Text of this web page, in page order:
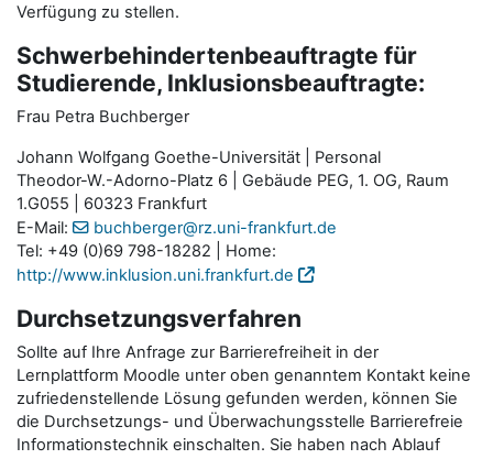
Verfügung zu stellen.
Schwerbehindertenbeauftragte für
Studierende, Inklusionsbeauftragte:
Frau Petra Buchberger
Johann Wolfgang Goethe-Universität | Personal
Theodor-W.-Adorno-Platz 6 | Gebäude PEG, 1. OG, Raum
1.G055 | 60323 Frankfurt
E-Mail:
buchberger@rz.uni-frankfurt.de
Tel: +49 (0)69 798-18282 | Home:
http://www.inklusion.uni.frankfurt.de
Durchsetzungsverfahren
Sollte auf Ihre Anfrage zur Barrierefreiheit in der
Lernplattform Moodle unter oben genanntem Kontakt keine
zufriedenstellende Lösung gefunden werden, können Sie
die Durchsetzungs- und Überwachungsstelle Barrierefreie
Informationstechnik einschalten. Sie haben nach Ablauf